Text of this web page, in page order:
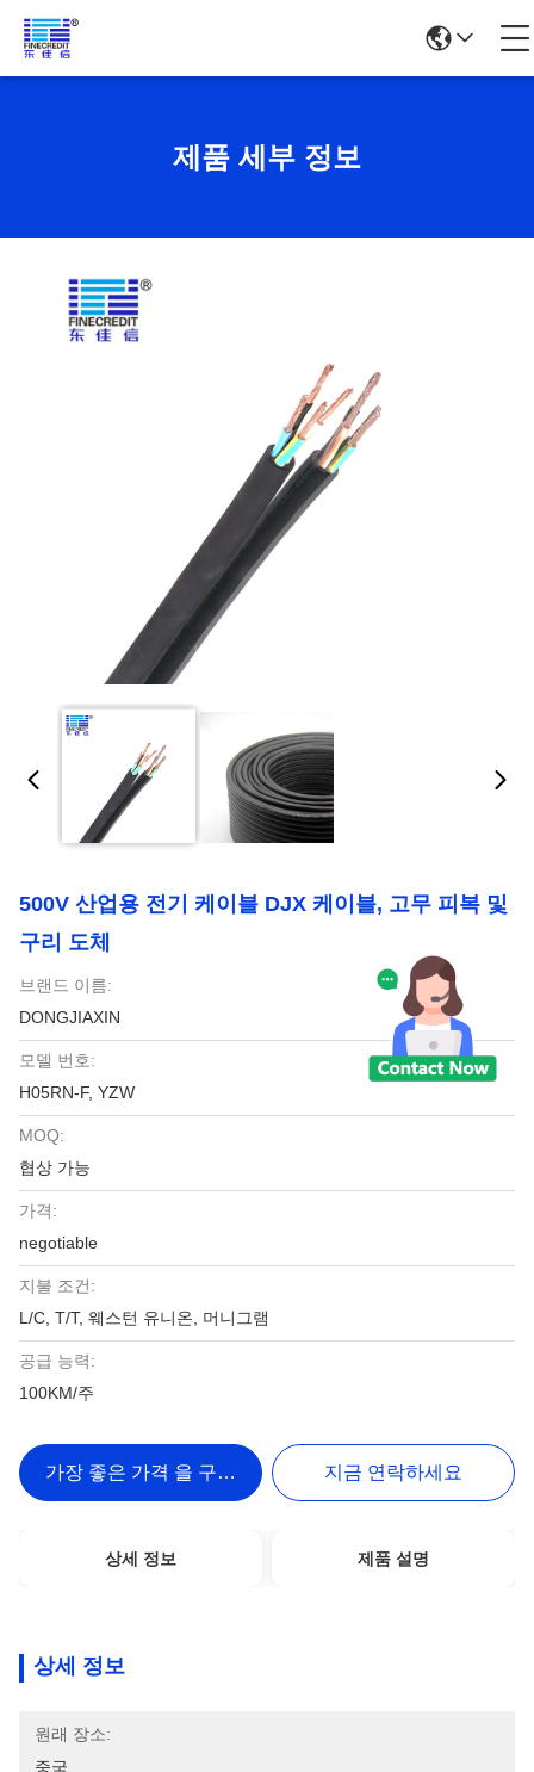
제품 세부 정보
500V 산업용 전기 케이블 DJX 케이블, 고무 피복 및
구리 도체
브랜드 이름:
DONGJIAXIN
모델 번호:
H05RN-F, YZW
MOQ:
협상 가능
가격:
negotiable
지불 조건:
L/C, T/T, 웨스턴 유니온, 머니그램
공급 능력:
100KM/주
가장 좋은 가격 을 구하라 지금 연락하세요
상세 정보 제품 설명
상세 정보
원래 장소:
중국